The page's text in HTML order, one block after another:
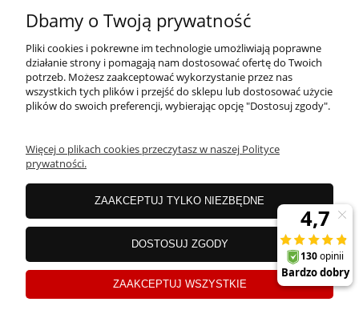
PŁATNOŚCI I DOSTAWA
OFERTA
| ul. Przemysłowa 11a, Koszalin 75-216, woj.
zachodniopomorskie | NIP: 6690500343 REGON: 008201011 | E-mail:
sklep@tklighting.plTel.:504545749
Dbamy o Twoją prywatność
Pliki cookies i pokrewne im technologie umożliwiają poprawne
działanie strony i pomagają nam dostosować ofertę do Twoich
potrzeb. Możesz zaakceptować wykorzystanie przez nas
wszystkich tych plików i przejść do sklepu lub dostosować użycie
plików do swoich preferencji, wybierając opcję "Dostosuj zgody".
Więcej o plikach cookies przeczytasz w naszej Polityce
prywatności.
ZAAKCEPTUJ TYLKO NIEZBĘDNE
DOSTOSUJ ZGODY
ZAAKCEPTUJ WSZYSTKIE